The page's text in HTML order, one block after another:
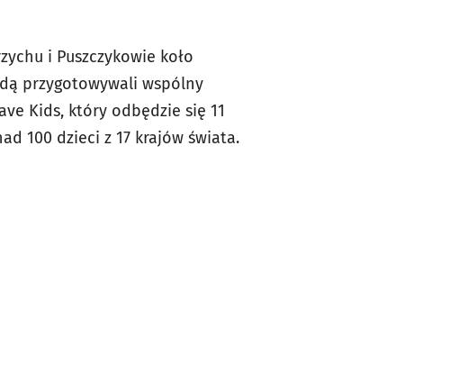
i Puszczykowie koło
przygotowywali wspólny
Kids, który odbędzie się 11
100 dzieci z 17 krajów świata.